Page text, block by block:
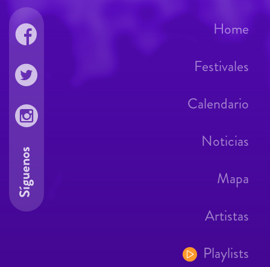
Home
Festivales
Calendario
Noticias
Mapa
Artistas
Playlists
Síguenos